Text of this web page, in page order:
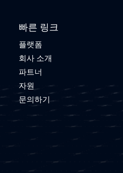
빠른 링크
플랫폼
회사 소개
파트너
자원
문의하기